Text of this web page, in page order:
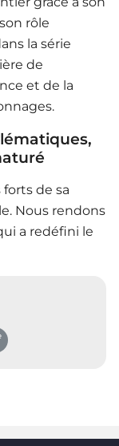
rôle
la série
de
et de la
de sa
Nous rendons
a redéfini le